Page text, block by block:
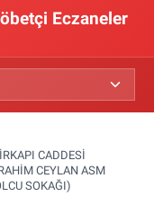
Eczaneler
CADDESİ
CEYLAN ASM
SOKAĞI)